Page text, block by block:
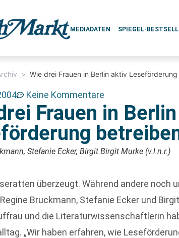
MEDIADATEN SPIEGEL-
> Wie drei Frauen in Berlin aktiv
Keine Kommentare
Frauen in
Stefanie Ecker, Birgit Birgit Murke (v.l.n.r.)
überzeugt. Während andere noch
Bruckmann, Stefanie Ecker und
und die Literaturwissenschaftlerin
„Wir haben erfahren, wie